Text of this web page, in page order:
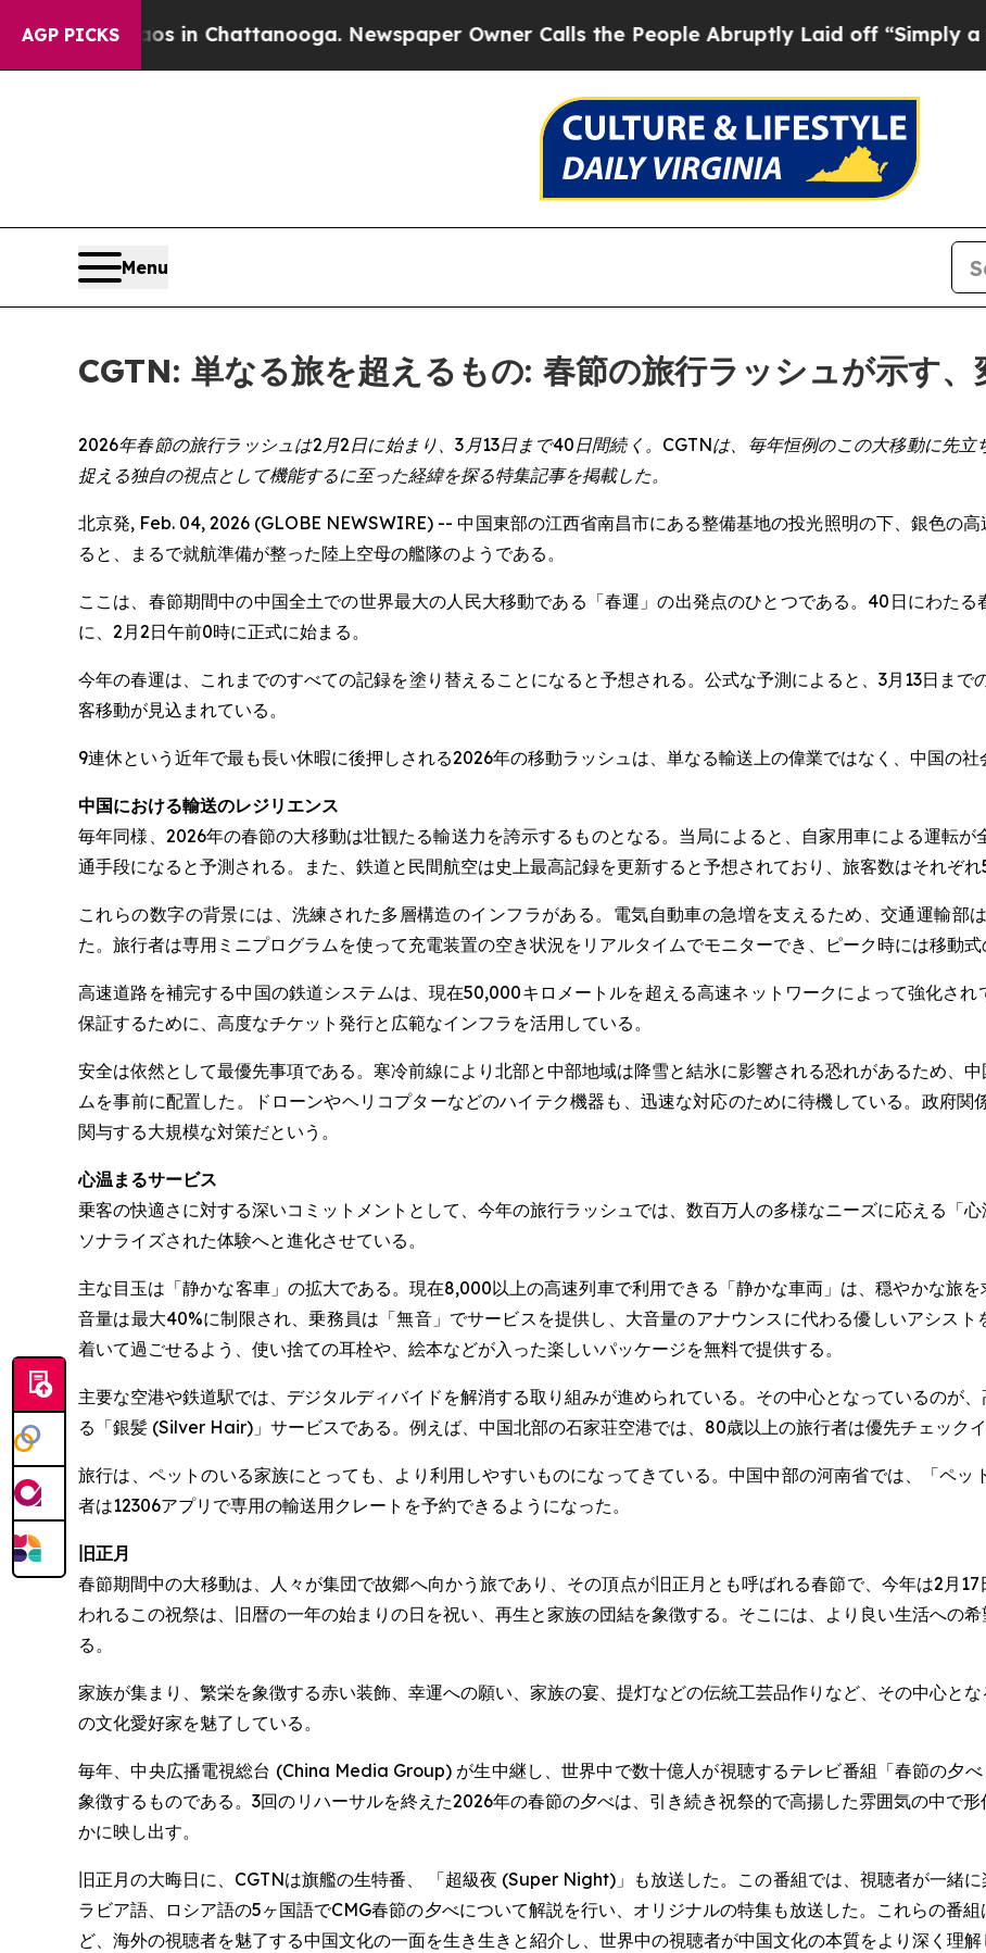
AGP PICKS
Chaos in Chattanooga. Newspaper Owner Calls the People Abruptly Laid off “Simply a Math
Menu
CGTN: 単なる旅を超えるもの: 春節の旅行ラッシュが示す
2026年春節の旅行ラッシュは2月2日に始まり、3月13日まで40日間続く。CGTNは、毎年恒例のこの大移動に先
捉える独自の視点として機能するに至った経緯を探る特集記事を掲載した。
北京発, Feb. 04, 2026 (GLOBE NEWSWIRE) -- 中国東部の江西省南昌市にある整備基地の投光照明の下、銀色の
ると、まるで就航準備が整った陸上空母の艦隊のようである。
ここは、春節期間中の中国全土での世界最大の人民大移動である「春運」の出発点のひとつである。40日にわた
に、2月2日午前0時に正式に始まる。
今年の春運は、これまでのすべての記録を塗り替えることになると予想される。公式な予測によると、3月13日ま
客移動が見込まれている。
9連休という近年で最も長い休暇に後押しされる2026年の移動ラッシュは、単なる輸送上の偉業ではなく、中国の社
中国における輸送のレジリエンス
毎年同様、2026年の春節の大移動は壮観たる輸送力を誇示するものとなる。当局によると、自家用車による運転
通手段になると予測される。また、鉄道と民間航空は史上最高記録を更新すると予想されており、旅客数はそれぞ
これらの数字の背景には、洗練された多層構造のインフラがある。電気自動車の急増を支えるため、交通運輸部
た。旅行者は専用ミニプログラムを使って充電装置の空き状況をリアルタイムでモニターでき、ピーク時には移動式
高速道路を補完する中国の鉄道システムは、現在50,000キロメートルを超える高速ネットワークによって強化さ
保証するために、高度なチケット発行と広範なインフラを活用している。
安全は依然として最優先事項である。寒冷前線により北部と中部地域は降雪と結氷に影響される恐れがあるため、
ムを事前に配置した。ドローンやヘリコプターなどのハイテク機器も、迅速な対応のために待機している。政府
関与する大規模な対策だという。
心温まるサービス
乗客の快適さに対する深いコミットメントとして、今年の旅行ラッシュでは、数百万人の多様なニーズに応える「
ソナライズされた体験へと進化させている。
主な目玉は「静かな客車」の拡大である。現在8,000以上の高速列車で利用できる「静かな車両」は、穏やかな旅
音量は最大40%に制限され、乗務員は「無音」でサービスを提供し、大音量のアナウンスに代わる優しいアシス
着いて過ごせるよう、使い捨ての耳栓や、絵本などが入った楽しいパッケージを無料で提供する。
主要な空港や鉄道駅では、デジタルディバイドを解消する取り組みが進められている。その中心となっているのが
る「銀髪 (Silver Hair)」サービスである。例えば、中国北部の石家荘空港では、80歳以上の旅行者は優先チェックイ
旅行は、ペットのいる家族にとっても、より利用しやすいものになってきている。中国中部の河南省では、「ペ
者は12306アプリで専用の輸送用クレートを予約できるようになった。
旧正月
春節期間中の大移動は、人々が集団で故郷へ向かう旅であり、その頂点が旧正月とも呼ばれる春節で、今年は2月
われるこの祝祭は、旧暦の一年の始まりの日を祝い、再生と家族の団結を象徴する。そこには、より良い生活への
る。
家族が集まり、繁栄を象徴する赤い装飾、幸運への願い、家族の宴、提灯などの伝統工芸品作りなど、その中心と
の文化愛好家を魅了している。
毎年、中央広播電視総台 (China Media Group) が生中継し、世界中で数十億人が視聴するテレビ番組「春節の夕
象徴するものである。3回のリハーサルを終えた2026年の春節の夕べは、引き続き祝祭的で高揚した雰囲気の中で
かに映し出す。
旧正月の大晦日に、CGTNは旗艦の生特番、 「超級夜 (Super Night)」も放送した。この番組では、視聴者が一緒
ラビア語、ロシア語の5ヶ国語でCMG春節の夕べについて解説を行い、オリジナルの特集も放送した。これらの番
ど、海外の視聴者を魅了する中国文化の一面を生き生きと紹介し、世界中の視聴者が中国文化の本質をより深く理解